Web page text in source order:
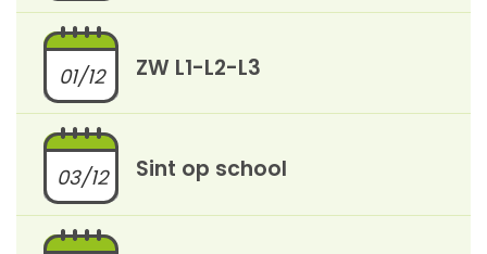
01/12 ZW L1-L2-L3
03/12 Sint op school